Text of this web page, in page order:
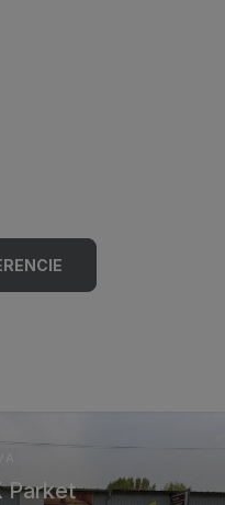
Parket